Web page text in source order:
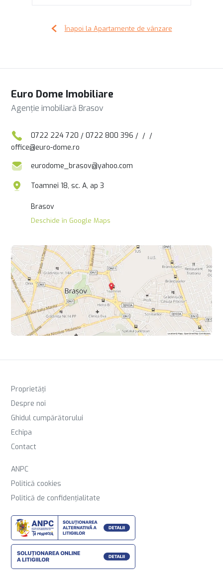
Înapoi la Apartamente de vânzare
Euro Dome Imobiliare
Agenție imobiliară Brasov
0722 224 720 / 0722 800 396 / / /
office@euro-dome.ro
eurodome_brasov@yahoo.com
Toamnei 18, sc. A, ap 3
Brasov
Deschide în Google Maps
Proprietăți
Despre noi
Ghidul cumpărătorului
Echipa
Contact
ANPC
Politică cookies
Politică de confidențialitate